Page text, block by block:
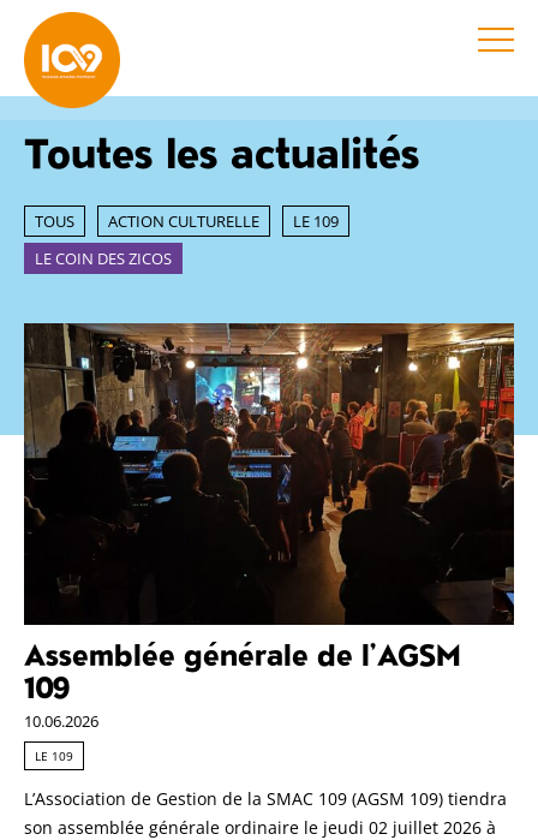
Toutes les actualités
TOUS ACTION CULTURELLE
LE 109
LE COIN DES ZICOS
Assemblée générale de l’AGSM
109
10.06.2026
LE 109
L’Association de Gestion de la SMAC 109 (AGSM 109) tiendra
son assemblée générale ordinaire le jeudi 02 juillet 2026 à